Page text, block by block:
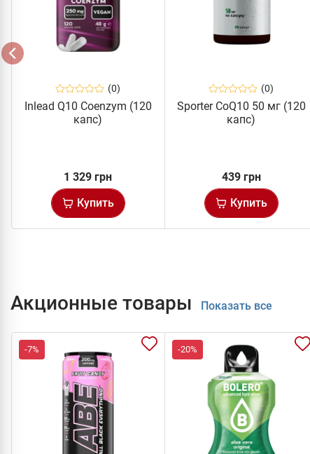
(0)
Inlead Q10 Coenzym (120
капс)
1 329 грн
Купить
(0)
Sporter CoQ10 50 мг (120
капс)
439 грн
Купить
Акционные товары Показать все
-7% -20%